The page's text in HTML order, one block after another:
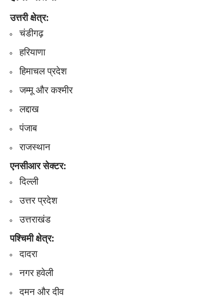
उत्तरी क्षेत्र:
चंडीगढ़
हरियाणा
हिमाचल प्रदेश
जम्मू और कश्मीर
लद्दाख
पंजाब
राजस्थान​​​​
एनसीआर सेक्टर:
दिल्ली
उत्तर प्रदेश
उत्तराखंड
पश्चिमी क्षेत्र:
दादरा
नगर हवेली
दमन और दीव